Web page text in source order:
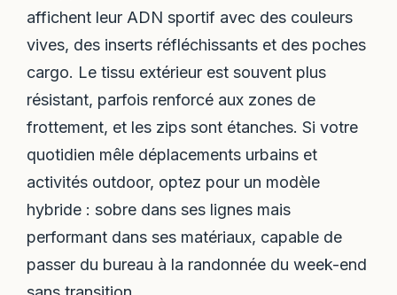
affichent leur ADN sportif avec des couleurs
vives, des inserts réfléchissants et des poches
cargo. Le tissu extérieur est souvent plus
résistant, parfois renforcé aux zones de
frottement, et les zips sont étanches. Si votre
quotidien mêle déplacements urbains et
activités outdoor, optez pour un modèle
hybride : sobre dans ses lignes mais
performant dans ses matériaux, capable de
passer du bureau à la randonnée du week-end